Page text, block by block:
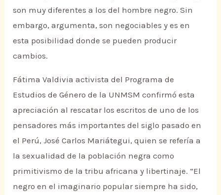
son muy diferentes a los del hombre negro. Sin
embargo, argumenta, son negociables y es en
esta posibilidad donde se pueden producir
cambios.
Fátima Valdivia activista del Programa de
Estudios de Género de la UNMSM confirmó esta
apreciación al rescatar los escritos de uno de los
pensadores más importantes del siglo pasado en
el Perú, José Carlos Mariátegui, quien se refería a
la sexualidad de la población negra como
primitivismo de la tribu africana y libertinaje. “El
negro en el imaginario popular siempre ha sido,